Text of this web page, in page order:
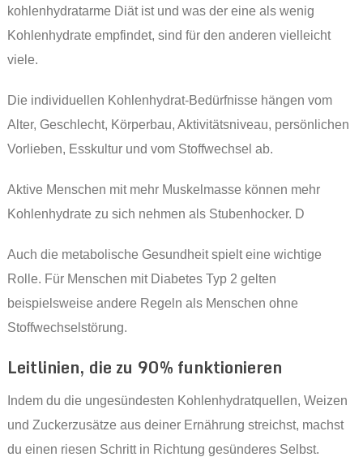
kohlenhydratarme Diät ist und was der eine als wenig
Kohlenhydrate empfindet, sind für den anderen vielleicht
viele.
Die individuellen Kohlenhydrat-Bedürfnisse hängen vom
Alter, Geschlecht, Körperbau, Aktivitätsniveau, persönlichen
Vorlieben, Esskultur und vom Stoffwechsel ab.
Aktive Menschen mit mehr Muskelmasse können mehr
Kohlenhydrate zu sich nehmen als Stubenhocker. D
Auch die metabolische Gesundheit spielt eine wichtige
Rolle. Für Menschen mit Diabetes Typ 2 gelten
beispielsweise andere Regeln als Menschen ohne
Stoffwechselstörung.
Leitlinien, die zu 90% funktionieren
Indem du die ungesündesten Kohlenhydratquellen, Weizen
und Zuckerzusätze aus deiner Ernährung streichst, machst
du einen riesen Schritt in Richtung gesünderes Selbst.